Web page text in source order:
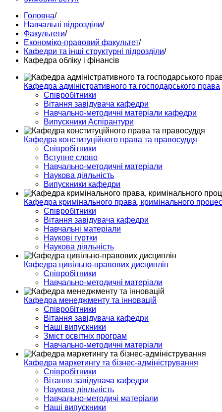
Головна/
Навчальні підрозділи/
Факультети/
Економіко-правовий факультет/
Кафедри та інші структурні підрозділи/
Кафедра обліку і фінансів
Кафедра адміністративного та господарського права
Співробітники
Вітання завідувача кафедри
Навчально-методичні матеріали кафедри
Випускники Аспірантури
Кафедра конституційного права та правосуддя
Співробітники
Вступне слово
Навчально-методичні матеріали
Наукова діяльність
Випускники кафедри
Кафедра кримінального права, кримінального
Співробітники
Вітання завідувача кафедри
Навчальні матеріали
Наукові гуртки
Наукова діяльність
Кафедра цивільно-правових дисциплін
Співробітники
Навчально-методичні матеріали
Кафедра менеджменту та інновацій
Співробітники
Вітання завідувача кафедри
Наші випускники
Зміст освітніх програм
Навчально-методичні матеріали
Кафедра маркетингу та бізнес-адміністрування
Співробітники
Вітання завідувача кафедри
Наукова діяльність
Навчально-методичі матеріали
Наші випускники